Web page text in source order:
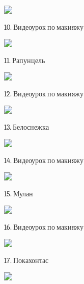
10. Видеоурок по макияжу
11. Рапунцель
12. Видеоурок по макияжу
13. Белоснежка
14. Видеоурок по макияжу
15. Мулан
16. Видеоурок по макияжу
17. Покахонтас